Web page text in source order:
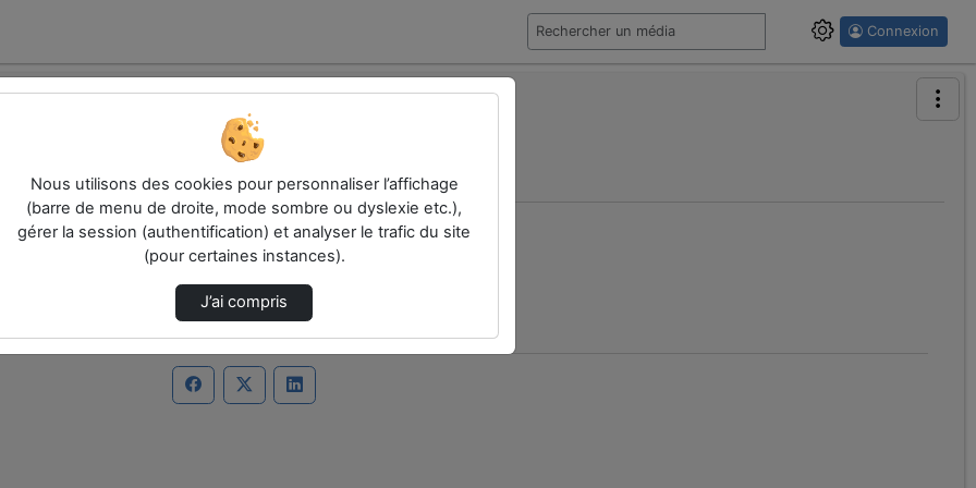
Connexion
Nous utilisons des cookies pour personnaliser l’affichage
(barre de menu de droite, mode sombre ou dyslexie etc.),
gérer la session (authentification) et analyser le trafic du site
(pour certaines instances).
J’ai compris